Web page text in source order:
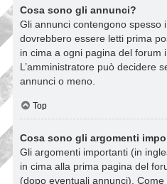
Cosa sono gli annunci?
Gli annunci contengono spesso
dovrebbero essere letti prima
in cima a ogni pagina del forum
L’amministratore può decidere
annunci o meno.
Top
Cosa sono gli argomenti
Gli argomenti importanti (in
in cima alla prima pagina del
(dopo eventuali annunci).